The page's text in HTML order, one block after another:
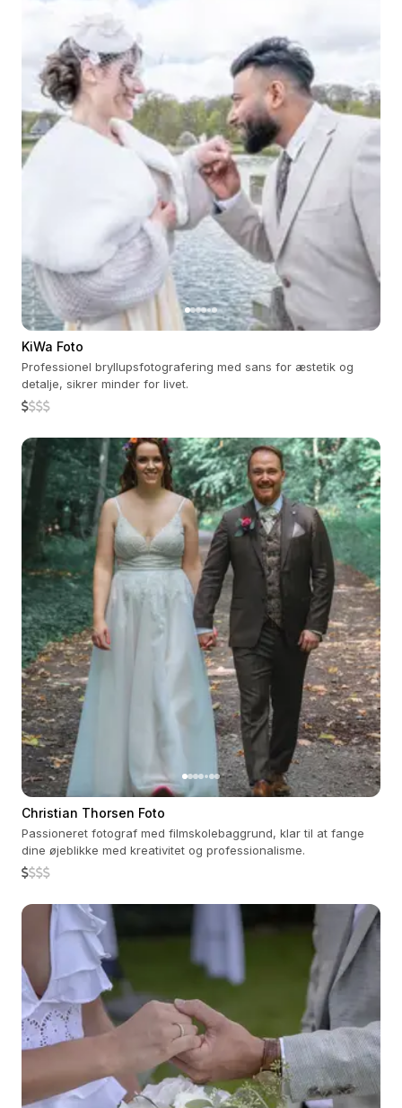
KiWa Foto
Professionel bryllupsfotografering med sans for æstetik og
detalje, sikrer minder for livet.
Christian Thorsen Foto
Passioneret fotograf med filmskolebaggrund, klar til at fange
dine øjeblikke med kreativitet og professionalisme.